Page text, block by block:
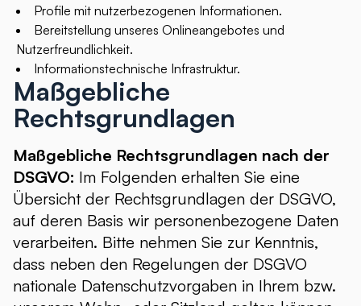
Profile mit nutzerbezogenen Informationen.
Bereitstellung unseres Onlineangebotes und
Nutzerfreundlichkeit.
Informationstechnische Infrastruktur.
Maßgebliche
Rechtsgrundlagen
Maßgebliche Rechtsgrundlagen nach der
DSGVO: Im Folgenden erhalten Sie eine
Übersicht der Rechtsgrundlagen der DSGVO,
auf deren Basis wir personenbezogene Daten
verarbeiten. Bitte nehmen Sie zur Kenntnis,
dass neben den Regelungen der DSGVO
nationale Datenschutzvorgaben in Ihrem bzw.